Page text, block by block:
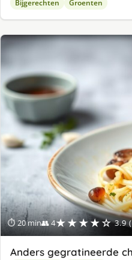
Bijgerechten Groenten
⏱ 20 min👥 4★★★★☆ 3.9
Anders gegratineerde